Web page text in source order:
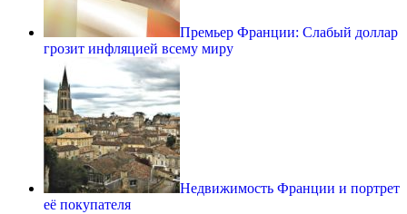
Премьер Франции: Слабый доллар
грозит инфляцией всему миру
Недвижимость Франции и портрет
её покупателя